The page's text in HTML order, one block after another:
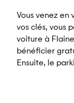
Vous venez en
vos clés, vous
voiture à
bénéficier
Ensuite, le